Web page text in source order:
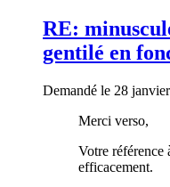
RE:
gentilé en
Demandé le 28
Merci verso,
Votre référence
efficacement.